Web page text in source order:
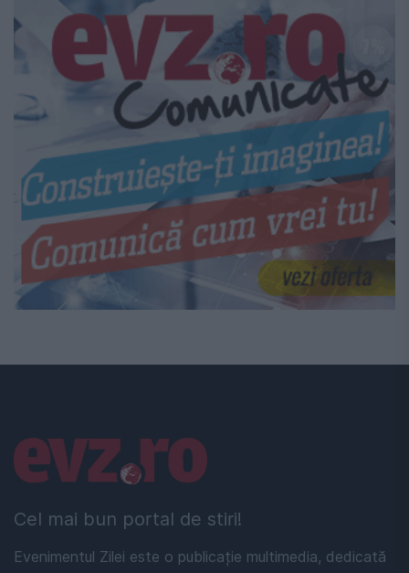
Cel mai bun portal de stiri!
Evenimentul Zilei este o publicație multimedia, dedicată
Linkuri utile